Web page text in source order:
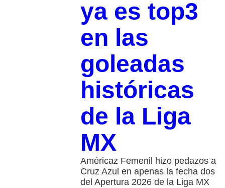
ya es top3
en las
goleadas
históricas
de la Liga
MX
Américaz Femenil hizo pedazos a
Cruz Azul en apenas la fecha dos
del Apertura 2026 de la Liga MX